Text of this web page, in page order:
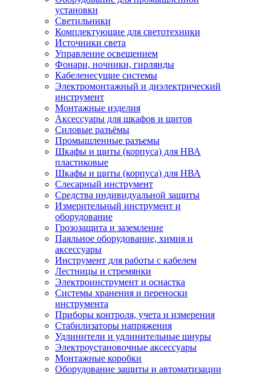
установки
Светильники
Комплектующие для светотехники
Источники света
Управление освещением
Фонари, ночники, гирлянды
Кабеленесущие системы
Электромонтажный и диэлектрический
инструмент
Монтажные изделия
Аксессуары для шкафов и щитов
Силовые разъёмы
Промышленные разъемы
Шкафы и щиты (корпуса) для НВА
пластиковые
Шкафы и щиты (корпуса) для НВА
Слесарный инструмент
Средства индивидуальной защиты
Измерительный инструмент и
оборудование
Грозозащита и заземление
Паяльное оборудование, химия и
аксессуары
Инструмент для работы с кабелем
Лестницы и стремянки
Электроинструмент и оснастка
Системы хранения и переноски
инструмента
Приборы контроля, учета и измерения
Стабилизаторы напряжения
Удлинители и удлинительные шнуры
Электроустановочные аксессуары
Монтажные коробки
Оборудование защиты и автоматизации